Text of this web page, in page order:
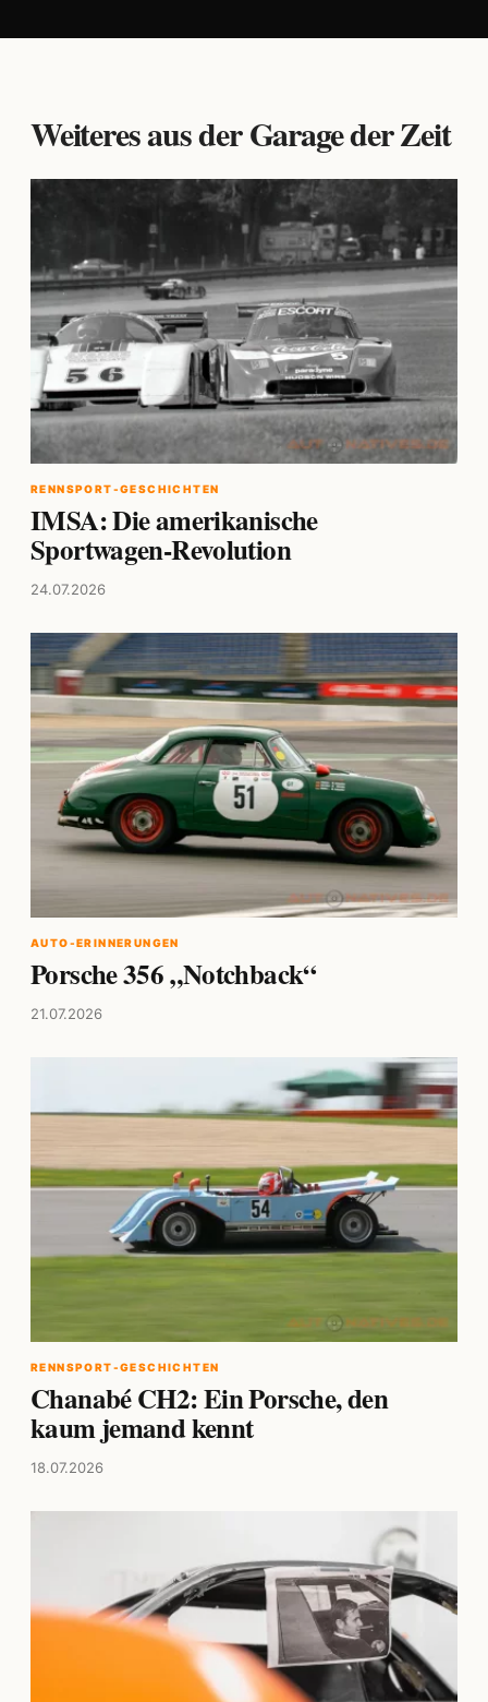
Weiteres aus der Garage der Zeit
RENNSPORT-GESCHICHTEN
IMSA: Die amerikanische
Sportwagen-Revolution
24.07.2026
AUTO-ERINNERUNGEN
Porsche 356 „Notchback“
21.07.2026
RENNSPORT-GESCHICHTEN
Chanabé CH2: Ein Porsche, den
kaum jemand kennt
18.07.2026